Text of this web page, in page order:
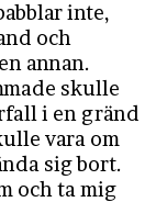
inte,
och
annan.
skulle
i en gränd
vara om
sig bort.
och ta mig